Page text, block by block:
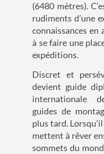
(6480 mètres).
rudiments d’une
connaissances en
à se faire une
expéditions.
Discret et
devient guide
internationale
guides de
plus tard.
mettent à rêver
sommets du